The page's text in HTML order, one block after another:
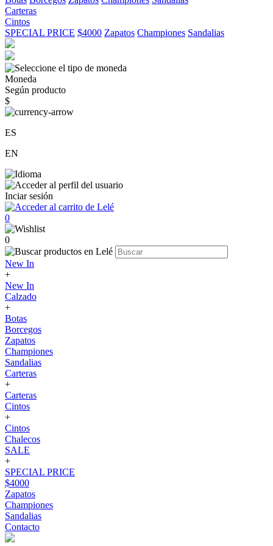
Carteras
Cintos
SPECIAL PRICE $4000 Zapatos Championes Sandalias
Moneda
Según producto
$
ES
EN
Inciar sesión
0
0
New In
+
New In
Calzado
+
Botas
Borcegos
Zapatos
Championes
Sandalias
Carteras
+
Carteras
Cintos
+
Cintos
Chalecos
SALE
+
SPECIAL PRICE
$4000
Zapatos
Championes
Sandalias
Contacto